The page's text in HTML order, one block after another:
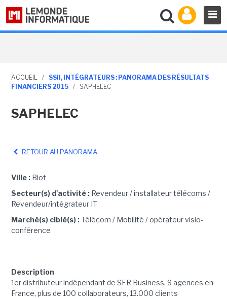
ACCUEIL /
SSII, INTÉGRATEURS : PANORAMA DES RÉSULTATS
FINANCIERS 2015
/ SAPHELEC
SAPHELEC
RETOUR AU PANORAMA
Ville : Biot
Secteur(s) d'activité : Revendeur / installateur télécoms /
Revendeur/intégrateur IT
Marché(s) ciblé(s) :Télécom / Mobilité / opérateur visio-
conférence
Description
1er distributeur indépendant de SFR Business, 9 agences en
France, plus de 100 collaborateurs, 13.000 clients